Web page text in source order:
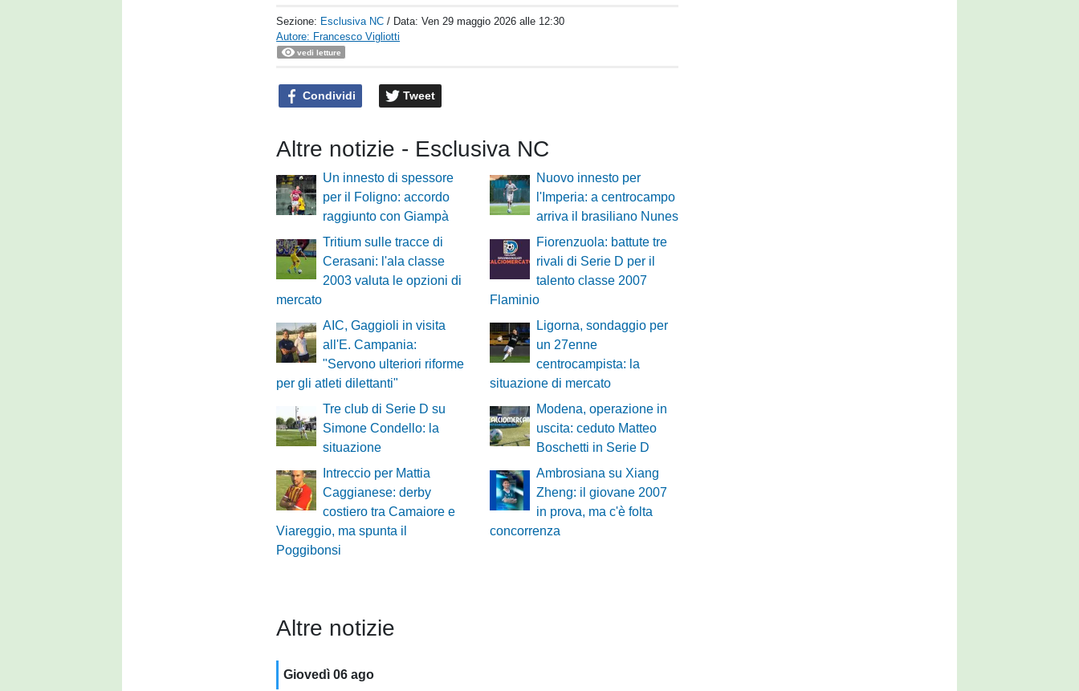
Sezione: Esclusiva NC / Data:Ven 29 maggio 2026 alle 12:30
Autore: Francesco Vigliotti
vedi letture
Condividi Tweet
Altre notizie - Esclusiva NC
Un innesto di spessore
per il Foligno: accordo
raggiunto con Giampà
Nuovo innesto per
l'Imperia: a centrocampo
arriva il brasiliano Nunes
Tritium sulle tracce di
Cerasani: l'ala classe
2003 valuta le opzioni di
mercato
Fiorenzuola: battute tre
rivali di Serie D per il
talento classe 2007
Flaminio
AIC, Gaggioli in visita
all'E. Campania:
"Servono ulteriori riforme
per gli atleti dilettanti"
Ligorna, sondaggio per
un 27enne
centrocampista: la
situazione di mercato
Tre club di Serie D su
Simone Condello: la
situazione
Modena, operazione in
uscita: ceduto Matteo
Boschetti in Serie D
Intreccio per Mattia
Caggianese: derby
costiero tra Camaiore e
Viareggio, ma spunta il
Poggibonsi
Ambrosiana su Xiang
Zheng: il giovane 2007
in prova, ma c'è folta
concorrenza
Altre notizie
Giovedì 06 ago